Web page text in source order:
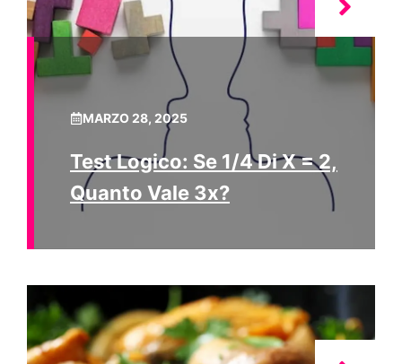
MARZO 28, 2025
Test Logico: Se 1/4 Di X = 2,
Quanto Vale 3x?